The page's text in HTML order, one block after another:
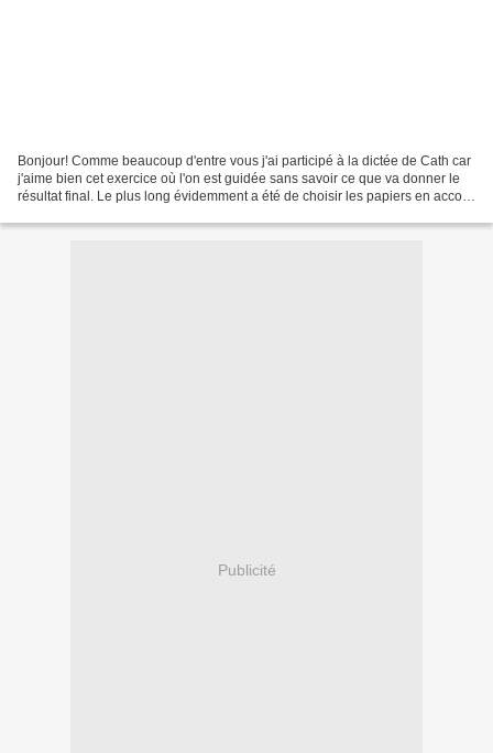
Bonjour! Comme beaucoup d'entre vous j'ai participé à la dictée de Cath car
j'aime bien cet exercice où l'on est guidée sans savoir ce que va donner le
résultat final. Le plus long évidemment a été de choisir les papiers en accord
Publicité